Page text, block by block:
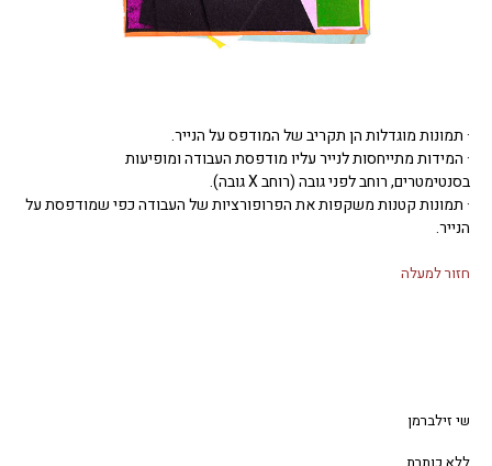
· תמונות מוגדלות הן תקריב של המודפס על הנייר.
· המידות מתייחסות לנייר עליו מודפסת העבודה ומופיעות
בסנטימטרים, רוחב לפני גובה (רוחב X גובה).
· תמונות קטנות משקפות את הפרופורציות של העבודה כפי שמודפסת על
הנייר.
חזור למעלה
שי זילברמן